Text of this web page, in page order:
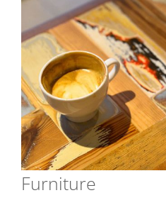
Furniture